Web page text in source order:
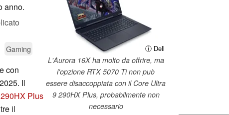
ⓘ Dell
L'Aurora 16X ha molto da offrire, ma
l'opzione RTX 5070 Ti non può
essere disaccoppiata con il Core Ultra
9 290HX Plus, probabilmente non
necessario
anno.
Gaming
con
Il
Plus
il